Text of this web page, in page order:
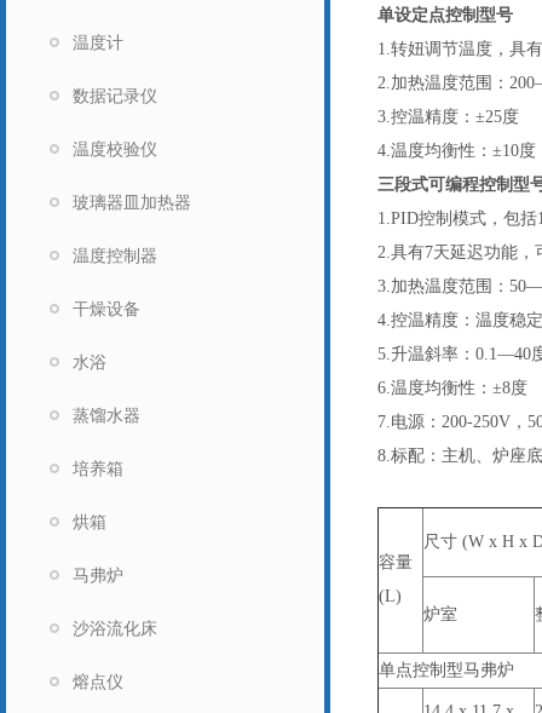
温度计
数据记录仪
温度校验仪
玻璃器皿加热器
温度控制器
干燥设备
水浴
蒸馏水器
培养箱
烘箱
马弗炉
沙浴流化床
熔点仪
单设定点控制型号
1.转妞调节温度，具
2.加热温度范围：
3.控温精度：±25度
4.温度均衡性：±10度
三段式可编程控制型
1.PID控制模式，包
2.具有7天延迟功能
3.加热温度范围：
4.控温精度：温度稳
5.升温斜率：0.1—40
6.温度均衡性：±8度
7.电源：200-250V，
8.标配：主机、炉座
容量
(L)
尺寸 (W x H x
炉室
单点控制型马弗炉